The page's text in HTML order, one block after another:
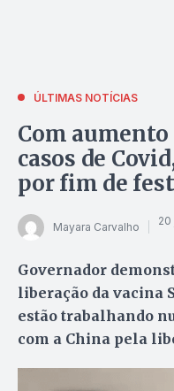
ÚLTIMAS NOTÍCIAS
Com
casos de
por fim de
Mayara Carvalho 20
Governador
liberação da vacina
estão trabalhando
com a China pela